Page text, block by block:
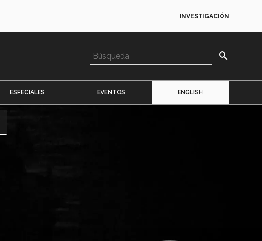
INVESTIGACIÓN
search
ESPECIALES EVENTOS ENGLISH